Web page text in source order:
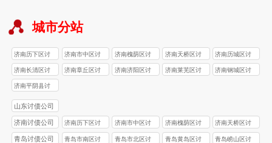
城市分站
济南历下区讨
债公司
济南市中区讨
债公司
济南槐荫区讨
债公司
济南天桥区讨
债公司
济南历城区讨
债公司
济南长清区讨
债公司
济南章丘区讨
济南济阳区讨
济南莱芜区讨
济南钢城区讨
济南平阴县讨
债公司
山东讨债公司
济南讨债公司
济南历下区讨
债公司
济南市中区讨
债公司
济南槐荫区讨
债公司
济南天桥区讨
债公司
青岛讨债公司
青岛市南区讨
青岛市北区讨
青岛黄岛区讨
青岛崂山区讨